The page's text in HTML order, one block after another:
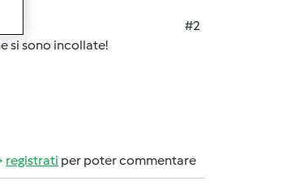
#2
si sono incollate!
registrati per poter commentare